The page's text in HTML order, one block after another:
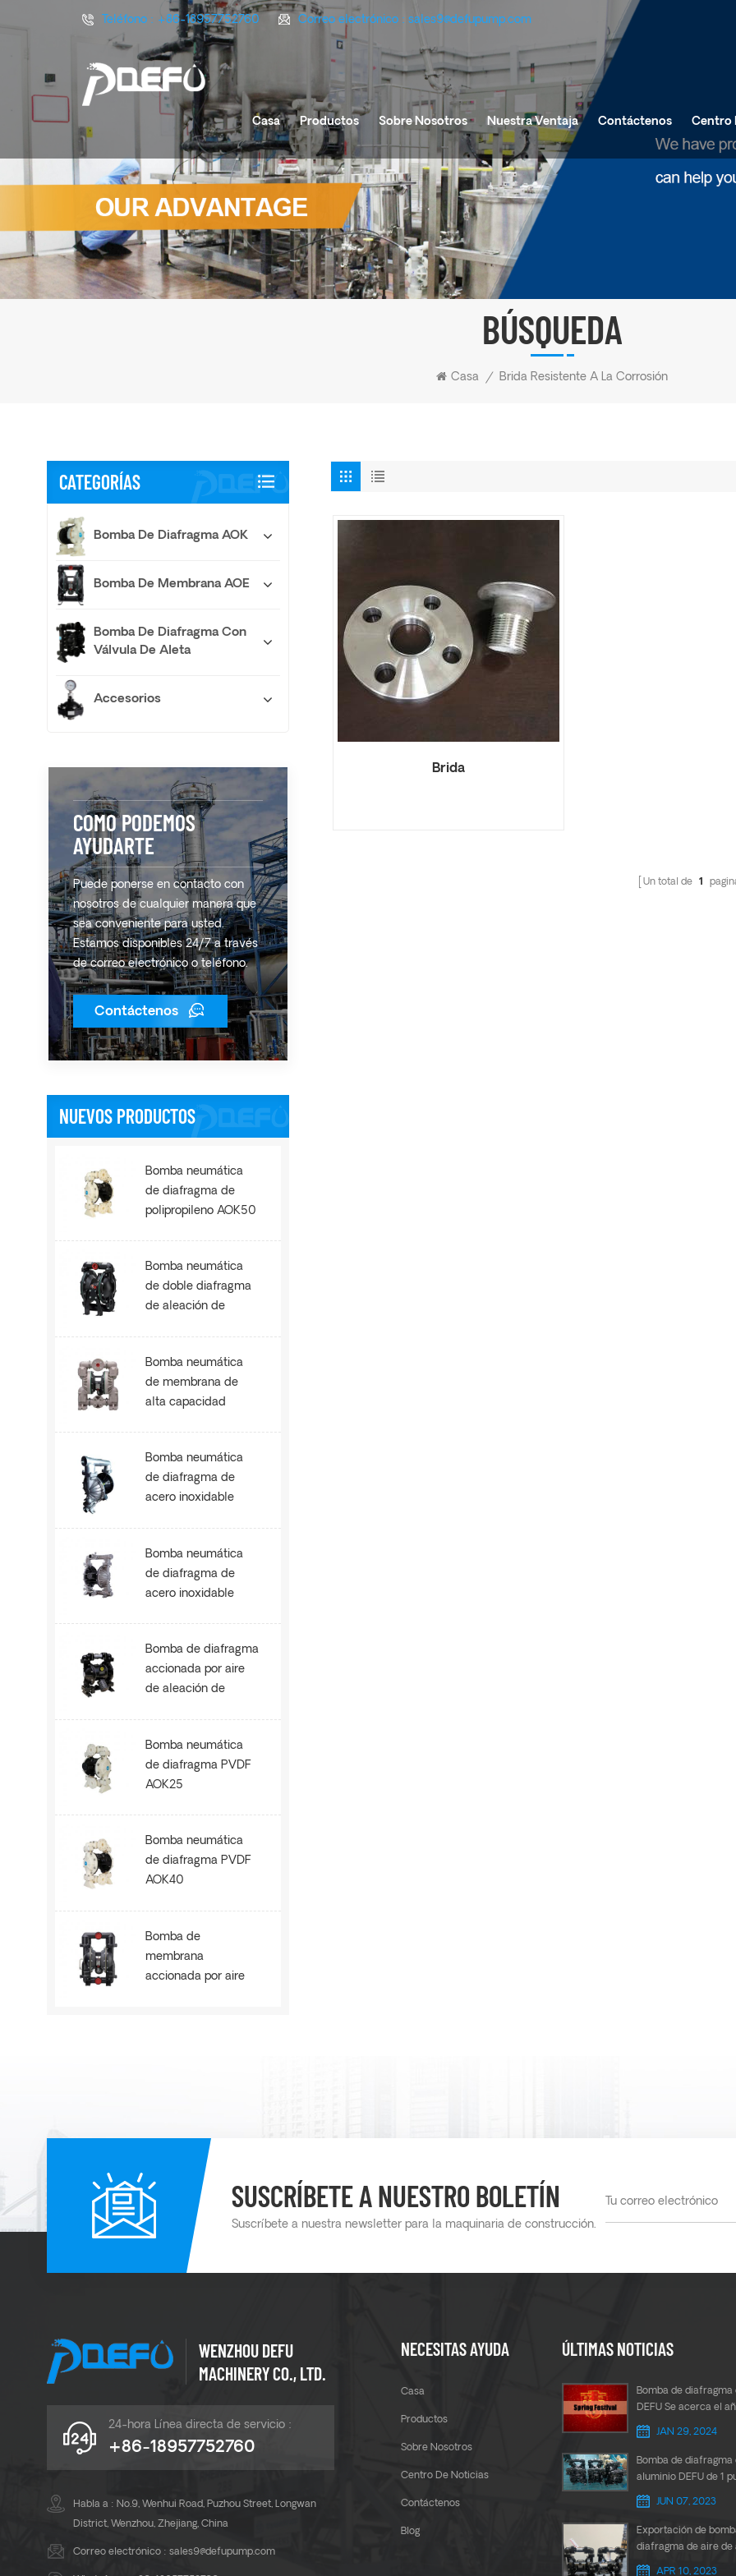
Teléfono : +86-18957752760 Correo electrónico : sales9@defupump.com
Casa Productos Sobre Nosotros Nuestra Ventaja Contáctenos Centro
BÚSQUEDA
Casa / Brida Resistente A La Corrosión
Brida
Un total de 1
CATEGORÍAS
Bomba De Diafragma AOK
Bomba De Membrana AOE
Bomba De Diafragma Con
Válvula De Aleta
Accesorios
COMO PODEMOS
AYUDARTE
Puede ponerse en contacto con
nosotros de cualquier manera que
sea conveniente para usted.
Estamos disponibles 24/7 a través
de correo electrónico o teléfono.
Contáctenos
NUEVOS PRODUCTOS
Bomba neumática
de diafragma de
polipropileno AOK50
Bomba neumática
de doble diafragma
de aleación de
Bomba neumática
de membrana de
alta capacidad
Bomba neumática
de diafragma de
acero inoxidable
Bomba neumática
de diafragma de
acero inoxidable
Bomba de diafragma
accionada por aire
de aleación de
Bomba neumática
de diafragma PVDF
AOK25
Bomba neumática
de diafragma PVDF
AOK40
Bomba de
membrana
accionada por aire
SUSCRÍBETE A NUESTRO BOLETÍN
Suscríbete a nuestra newsletter para la maquinaria de construcción.
WENZHOU DEFU
MACHINERY CO., LTD.
24-hora Línea directa de servicio :
+86-18957752760
Habla a : No.9, Wenhui Road, Puzhou Street, Longwan
District, Wenzhou, Zhejiang, China
Correo electrónico : sales9@defupump.com
NECESITAS AYUDA
Casa
Productos
Sobre Nosotros
Centro De Noticias
Contáctenos
Blog
ÚLTIMAS NOTICIAS
Bomba de diafragma
DEFU Se acerca el
chino
JAN 29, 2024
Bomba de diafragma
aluminio DEFU de 1
para transferencia
pegamento
JUN 07, 2023
Exportación de
diafragma de aire de
DEFU de 1,5
APR 10, 2023